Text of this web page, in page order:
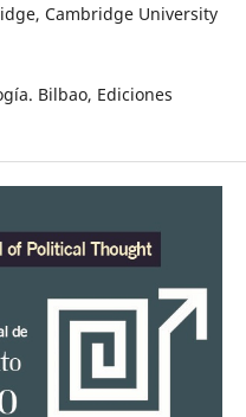
Cambridge University
Bilbao, Ediciones